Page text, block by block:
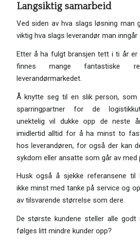
Langsiktig samarbeid
Ved siden av hva slags løsning man
viktig hva slags leverandør man inngår
Etter å ha fulgt bransjen tett i ti år
finnes mange fantastiske
leverandørmarkedet.
Å knytte seg til en slik person,
sparringpartner for de
unektelig vil dukke opp de neste
imidlertid alltid for å ha minst to
hos leverandøren, for også der kan
sykdom eller ansatte som går av med
Husk også å sjekke referansene til
ikke minst med tanke på service og
av tilsvarende størrelse som dere.
De største kundene steller alle godt
følges litt mindre kunder opp?